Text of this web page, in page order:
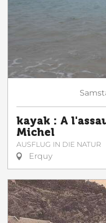
kayak : A
Michel
AUSFLUG IN DIE NATUR
Erquy